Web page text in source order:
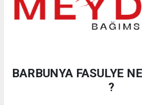
BARBUNYA FASULYE
?